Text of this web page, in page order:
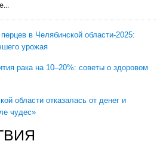
в Челябинской области-2025:
урожая
рака на 10–20%: советы о здоровом
области отказалась от денег и
чудес»